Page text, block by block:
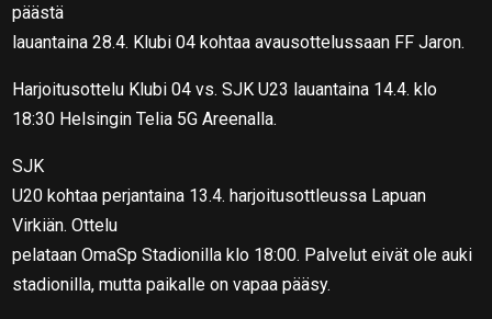
päästä
lauantaina 28.4. Klubi 04 kohtaa avausottelussaan FF Jaron.
Harjoitusottelu Klubi 04 vs. SJK U23 lauantaina 14.4. klo
18:30 Helsingin Telia 5G Areenalla.
SJK
U20 kohtaa perjantaina 13.4. harjoitusottleussa Lapuan
Virkiän. Ottelu
pelataan OmaSp Stadionilla klo 18:00. Palvelut eivät ole auki
stadionilla, mutta paikalle on vapaa pääsy.